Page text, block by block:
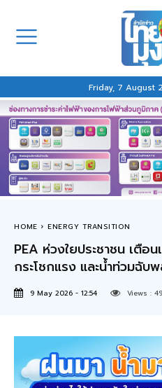
Friday, 7 August
HOME ENERGY TRANSITION
PEA ห่วงใยประชาชน เตือ
กระโชกแรง และน้ำท่วมฉับ
9 May 2026 - 12:54 Views :